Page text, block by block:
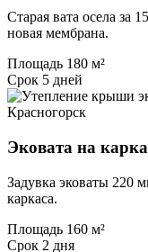
Старая вата осела за
новая мембрана.
Площадь 180 м²
Срок 5 дней
Красногорск
Эковата на
Задувка эковаты 220
каркаса.
Площадь 160 м²
Срок 2 дня